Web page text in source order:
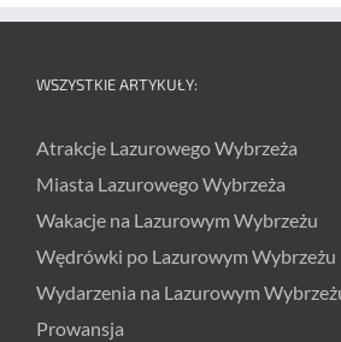
WSZYSTKIE ARTYKUŁY:
Atrakcje Lazurowego Wybrzeża
Miasta Lazurowego Wybrzeża
Wakacje na Lazurowym Wybrzeżu
Wędrówki po Lazurowym Wybrzeżu
Wydarzenia na Lazurowym
Prowansja